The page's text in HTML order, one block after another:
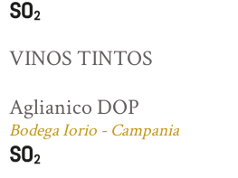
VINOS TINTOS
Aglianico DOP
Bodega Iorio - Campania